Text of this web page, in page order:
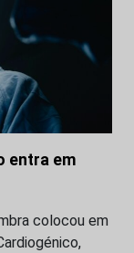
entra em
colocou em